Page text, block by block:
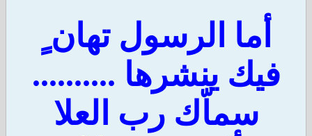
أما الرسول تهان ٍ
فيك ينشرها ..........
سماّك رب العلا